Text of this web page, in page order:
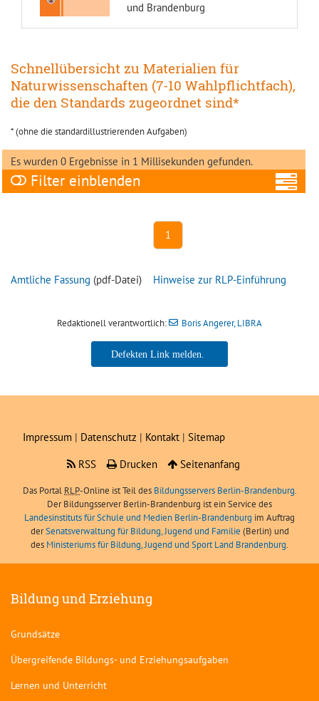
und Brandenburg
Schnellübersicht zu Materialien für
Naturwissenschaften (7-10 Wahlpflichtfach),
die den Standards zugeordnet sind*
* (ohne die standardillustrierenden Aufgaben)
Es wurden 0 Ergebnisse in 1 Millisekunden gefunden.
Filter
1
Amtliche Fassung (pdf-Datei) Hinweise zur RLP-Einführung
Redaktionell verantwortlich: Boris Angerer, LIBRA
Boris Angerer, LIBRA
Impressum | Datenschutz | Kontakt | Sitemap
RSS
Drucken Seitenanfang
Das Portal RLP-Online ist Teil des Bildungsservers Berlin-Brandenburg.
Der Bildungsserver Berlin-Brandenburg ist ein Service des
Landesinstituts für Schule und Medien Berlin-Brandenburg im Auftrag
derSenatsverwaltung für Bildung, Jugend und Familie (Berlin) und
des Ministeriums für Bildung, Jugend und Sport Land Brandenburg.
Bildung und Erziehung
Grundsätze
Übergreifende Bildungs- und Erziehungsaufgaben
Lernen und Unterricht